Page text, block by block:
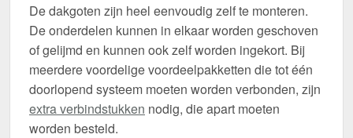
De dakgoten zijn heel eenvoudig zelf te monteren.
De onderdelen kunnen in elkaar worden geschoven
of gelijmd en kunnen ook zelf worden ingekort. Bij
meerdere voordelige voordeelpakketten die tot één
doorlopend systeem moeten worden verbonden, zijn
extra verbindstukken nodig, die apart moeten
worden besteld.